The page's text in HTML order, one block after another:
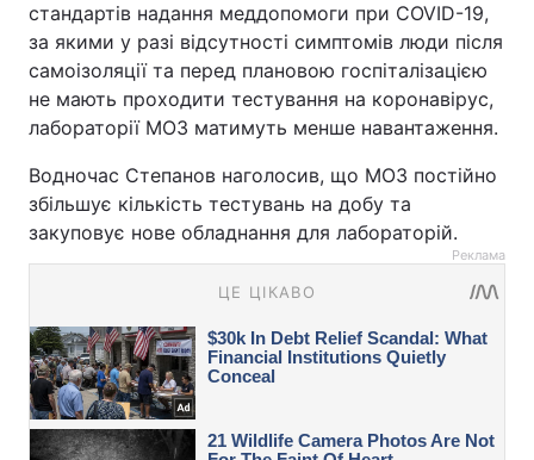
стандартів надання меддопомоги при COVID-19,
за якими у разі відсутності симптомів люди після
самоізоляції та перед плановою госпіталізацією
не мають проходити тестування на коронавірус,
лабораторії МОЗ матимуть менше навантаження.
Водночас Степанов наголосив, що МОЗ постійно
збільшує кількість тестувань на добу та
закуповує нове обладнання для лабораторій.
Реклама